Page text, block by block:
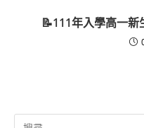
📝111年入學高一
Search